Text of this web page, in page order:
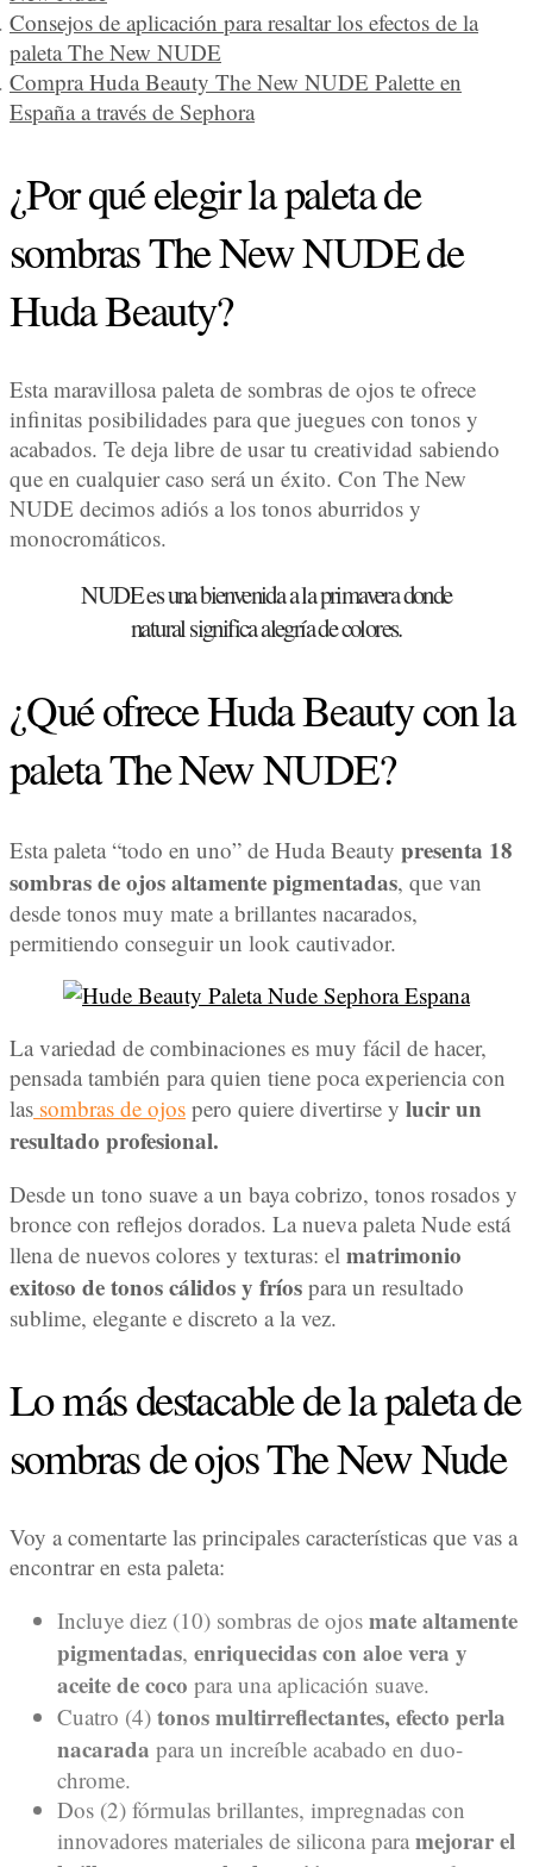
Consejos de aplicación para resaltar los efectos de la
paleta The New NUDE
Compra Huda Beauty The New NUDE Palette en
España a través de Sephora
¿Por qué elegir la paleta de
sombras The New NUDE de
Huda Beauty?
Esta maravillosa paleta de sombras de ojos te ofrece
infinitas posibilidades para que juegues con tonos y
acabados. Te deja libre de usar tu creatividad sabiendo
que en cualquier caso será un éxito. Con The New
NUDE decimos adiós a los tonos aburridos y
monocromáticos.
NUDE es una bienvenida a la primavera donde
natural significa alegría de colores.
¿Qué ofrece Huda Beauty con la
paleta The New NUDE?
Esta paleta “todo en uno” de Huda Beauty presenta 18
sombras de ojos altamente pigmentadas, que van
desde tonos muy mate a brillantes nacarados,
permitiendo conseguir un look cautivador.
La variedad de combinaciones es muy fácil de hacer,
pensada también para quien tiene poca experiencia con
las sombras de ojos pero quiere divertirse y lucir un
resultado profesional.
Desde un tono suave a un baya cobrizo, tonos rosados y
bronce con reflejos dorados. La nueva paleta Nude está
llena de nuevos colores y texturas: el matrimonio
exitoso de tonos cálidos y fríos para un resultado
sublime, elegante e discreto a la vez.
Lo más destacable de la paleta de
sombras de ojos The New Nude
Voy a comentarte las principales características que vas a
encontrar en esta paleta:
Incluye diez (10) sombras de ojos mate altamente
pigmentadas, enriquecidas con aloe vera y
aceite de coco para una aplicación suave.
Cuatro (4) tonos multirreflectantes, efecto perla
nacarada para un increíble acabado en duo-
chrome.
Dos (2) fórmulas brillantes, impregnadas con
innovadores materiales de silicona para mejorar el